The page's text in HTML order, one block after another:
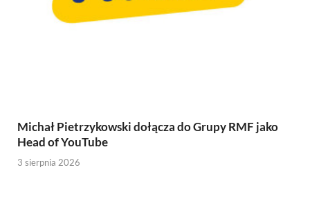
Michał Pietrzykowski dołącza do Grupy RMF jako
Head of YouTube
3 sierpnia 2026